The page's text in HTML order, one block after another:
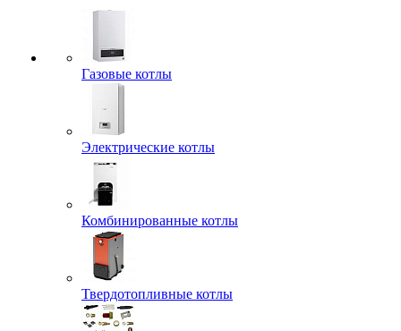
Газовые котлы
Электрические котлы
Комбинированные котлы
Твердотопливные котлы